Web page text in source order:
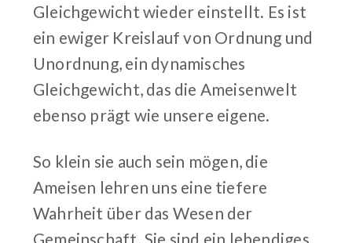
Gleichgewicht wieder einstellt. Es ist
ein ewiger Kreislauf von Ordnung und
Unordnung, ein dynamisches
Gleichgewicht, das die Ameisenwelt
ebenso prägt wie unsere eigene.
So klein sie auch sein mögen, die
Ameisen lehren uns eine tiefere
Wahrheit über das Wesen der
Gemeinschaft. Sie sind ein lebendiges